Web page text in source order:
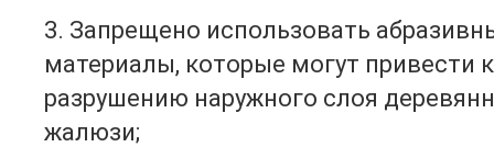
3. Запрещено использовать
материалы, которые могут привести к
разрушению наружного слоя
жалюзи;